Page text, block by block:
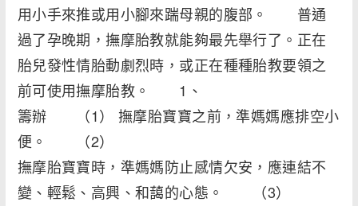
用小手來推或用小腳來踹母親的腹部。 普通
過了孕晚期，撫摩胎教就能夠最先舉行了。正在
胎兒發性情胎動劇烈時，或正在種種胎教要領之
前可使用撫摩胎教。 1、
籌辦 （1） 撫摩胎寶寶之前，準媽媽應排空小
便。 （2）
撫摩胎寶寶時，準媽媽防止感情欠安，應連結不
變、輕鬆、高興、和藹的心態。 （3）